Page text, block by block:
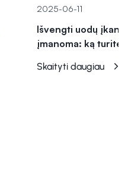
2025-06-11
Išvengti uodų
įmanoma: ką turite
Skaityti daugiau